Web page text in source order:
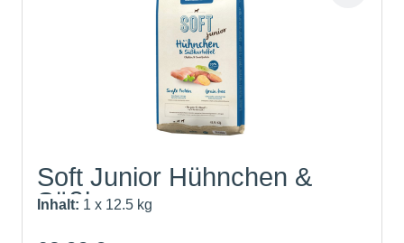
Soft Junior Hühnchen &
Süßk...
Inhalt: 1 x 12.5 kg